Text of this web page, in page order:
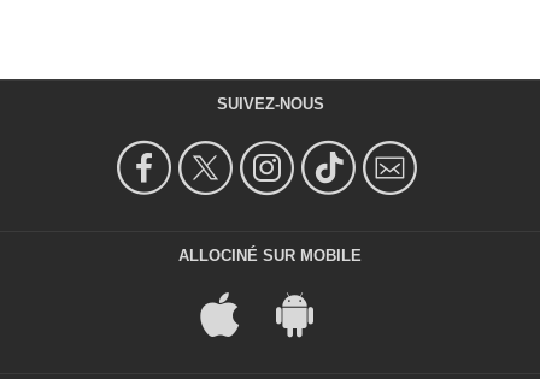
SUIVEZ-NOUS
ALLOCINÉ SUR MOBILE